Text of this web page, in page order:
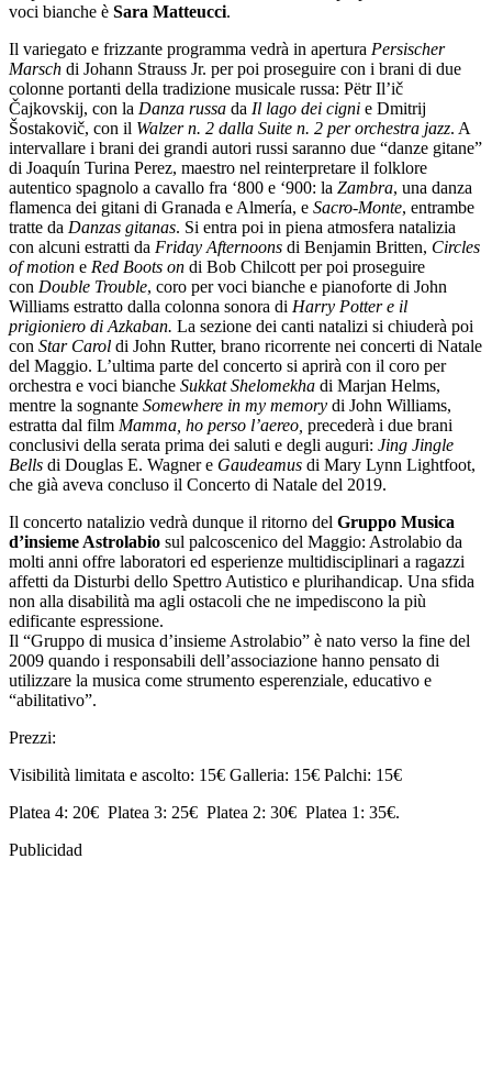
voci bianche è Sara Matteucci.
Il variegato e frizzante programma vedrà in apertura Persischer
Marsch di Johann Strauss Jr. per poi proseguire con i brani di due
colonne portanti della tradizione musicale russa: Pëtr Il’ič
Čajkovskij, con la Danza russa da Il lago dei cigni e Dmitrij
Šostakovič, con il Walzer n. 2 dalla Suite n. 2 per orchestra jazz. A
intervallare i brani dei grandi autori russi saranno due “danze gitane”
di Joaquín Turina Perez, maestro nel reinterpretare il folklore
autentico spagnolo a cavallo fra ‘800 e ‘900: la Zambra, una danza
flamenca dei gitani di Granada e Almería, e Sacro-Monte, entrambe
tratte da Danzas gitanas. Si entra poi in piena atmosfera natalizia
con alcuni estratti da Friday Afternoons di Benjamin Britten, Circles
of motion e Red Boots on di Bob Chilcott per poi proseguire
con Double Trouble, coro per voci bianche e pianoforte di John
Williams estratto dalla colonna sonora di Harry Potter e il
prigioniero di Azkaban. La sezione dei canti natalizi si chiuderà poi
con Star Carol di John Rutter, brano ricorrente nei concerti di Natale
del Maggio. L’ultima parte del concerto si aprirà con il coro per
orchestra e voci bianche Sukkat Shelomekha di Marjan Helms,
mentre la sognante Somewhere in my memory di John Williams,
estratta dal film Mamma, ho perso l’aereo, precederà i due brani
conclusivi della serata prima dei saluti e degli auguri: Jing Jingle
Bells di Douglas E. Wagner e Gaudeamus di Mary Lynn Lightfoot,
che già aveva concluso il Concerto di Natale del 2019.
Il concerto natalizio vedrà dunque il ritorno del Gruppo Musica
d’insieme Astrolabio sul palcoscenico del Maggio: Astrolabio da
molti anni offre laboratori ed esperienze multidisciplinari a ragazzi
affetti da Disturbi dello Spettro Autistico e plurihandicap. Una sfida
non alla disabilità ma agli ostacoli che ne impediscono la più
edificante espressione.
Il “Gruppo di musica d’insieme Astrolabio” è nato verso la fine del
2009 quando i responsabili dell’associazione hanno pensato di
utilizzare la musica come strumento esperenziale, educativo e
“abilitativo”.
Prezzi:
Visibilità limitata e ascolto: 15€ Galleria: 15€ Palchi: 15€
Platea 4: 20€ Platea 3: 25€ Platea 2: 30€ Platea 1: 35€.
Publicidad